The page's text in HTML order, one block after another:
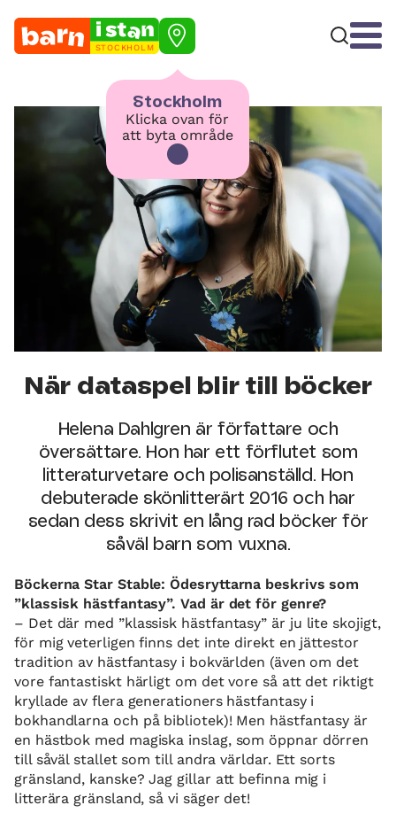
STOCKHOLM
Stockholm
Klicka ovan för
att byta område
När dataspel blir till böcker
Helena Dahlgren är författare och
översättare. Hon har ett förflutet som
litteraturvetare och polisanställd. Hon
debuterade skönlitterärt 2016 och har
sedan dess skrivit en lång rad böcker för
såväl barn som vuxna.
Böckerna Star Stable: Ödesryttarna beskrivs som
”klassisk hästfantasy”. Vad är det för genre?
– Det där med ”klassisk hästfantasy” är ju lite skojigt,
för mig veterligen finns det inte direkt en jättestor
tradition av hästfantasy i bokvärlden (även om det
vore fantastiskt härligt om det vore så att det riktigt
kryllade av flera generationers hästfantasy i
bokhandlarna och på bibliotek)! Men hästfantasy är
en hästbok med magiska inslag, som öppnar dörren
till såväl stallet som till andra världar. Ett sorts
gränsland, kanske? Jag gillar att befinna mig i
litterära gränsland, så vi säger det!